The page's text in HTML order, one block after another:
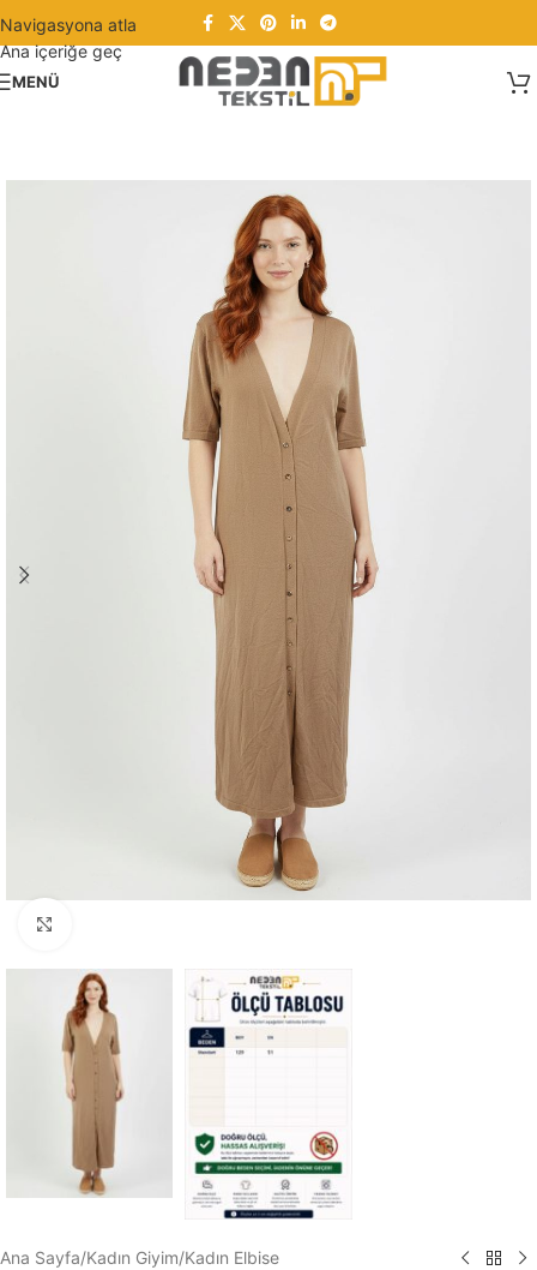
Navigasyona atla
Ana içeriğe geç
MENÜ
Ana Sayfa/Kadın Giyim/Kadın Elbise